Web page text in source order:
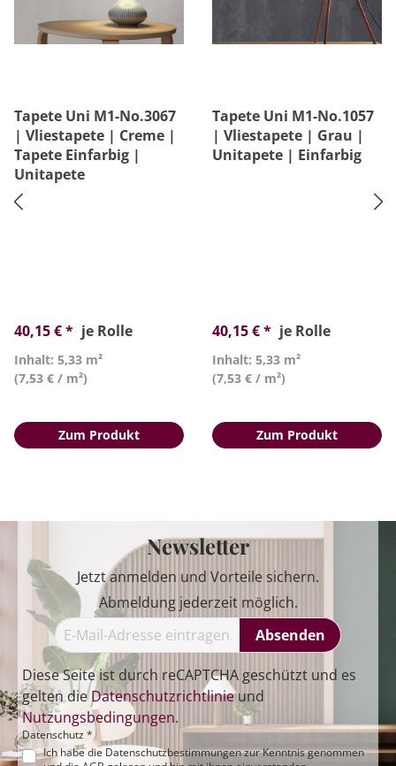
Tapete Uni M1-No.3067
| Vliestapete | Creme |
Tapete Einfarbig |
Unitapete
40,15 € * je Rolle
Inhalt: 5,33 m²
(7,53 € / m²)
Zum Produkt
Tapete Uni M1-No.1057
| Vliestapete | Grau |
Unitapete | Einfarbig
40,15 € * je Rolle
Inhalt: 5,33 m²
(7,53 € / m²)
Zum Produkt
Newsletter
Jetzt anmelden und Vorteile sichern.
Abmeldung jederzeit möglich.
Absenden
Diese Seite ist durch reCAPTCHA geschützt und es
gelten dieDatenschutzrichtlinieund
Nutzungsbedingungen.
Datenschutz *
Ich habe die Datenschutzbestimmungenzur Kenntnis genommen